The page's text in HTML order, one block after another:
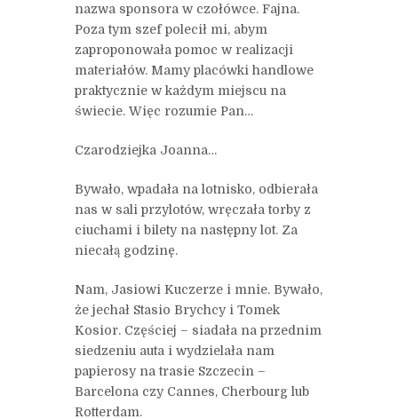
nazwa sponsora w czołówce. Fajna.
Poza tym szef polecił mi, abym
zaproponowała pomoc w realizacji
materiałów. Mamy placówki handlowe
praktycznie w każdym miejscu na
świecie. Więc rozumie Pan…
Czarodziejka Joanna…
Bywało, wpadała na lotnisko, odbierała
nas w sali przylotów, wręczała torby z
ciuchami i bilety na następny lot. Za
niecałą godzinę.
Nam, Jasiowi Kuczerze i mnie. Bywało,
że jechał Stasio Brychcy i Tomek
Kosior. Częściej – siadała na przednim
siedzeniu auta i wydzielała nam
papierosy na trasie Szczecin –
Barcelona czy Cannes, Cherbourg lub
Rotterdam.